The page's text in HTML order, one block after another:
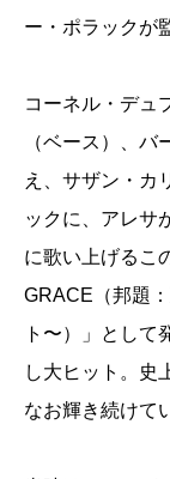
ー・ポラックが
コーネル・デュ
（ベース）、
え、サザン・カ
ックに、アレサ
に歌い上げるこ
GRACE（邦題
ト〜）」として
し大ヒット。史
なお輝き続けて